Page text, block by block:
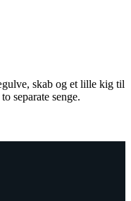
skab og et lille kig til
separate senge.